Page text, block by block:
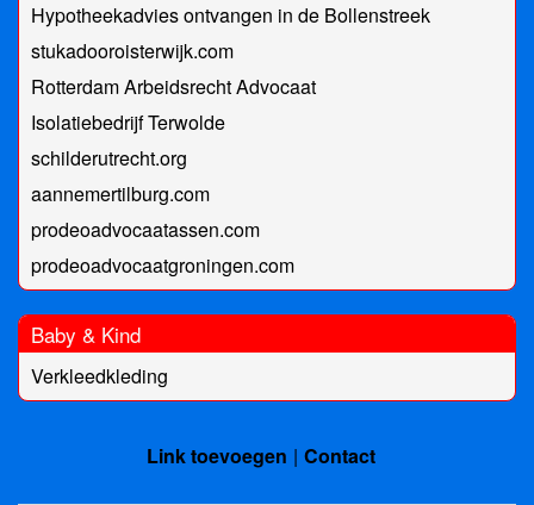
Hypotheekadvies ontvangen in de Bollenstreek
stukadooroisterwijk.com
Rotterdam Arbeidsrecht Advocaat
Isolatiebedrijf Terwolde
schilderutrecht.org
aannemertilburg.com
prodeoadvocaatassen.com
prodeoadvocaatgroningen.com
Baby & Kind
Verkleedkleding
Link toevoegen Contact